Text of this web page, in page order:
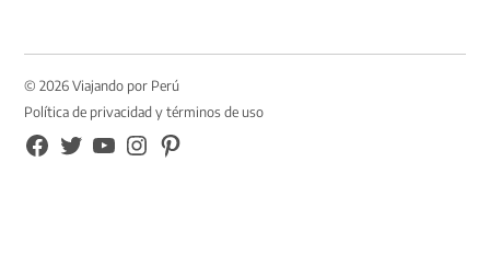
© 2026 Viajando por Perú
Política de privacidad y términos de uso
FB
TW YouTubeInstagramPinterest